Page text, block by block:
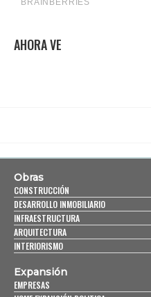
AHORA VE
Obras
CONSTRUCCIÓN
DESARROLLO INMOBILIARIO
INFRAESTRUCTURA
ARQUITECTURA
INTERIORISMO
Expansión
EMPRESAS